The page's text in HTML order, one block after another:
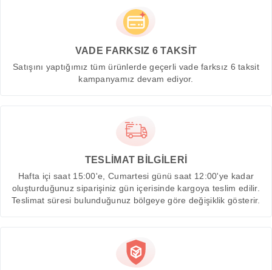
VADE FARKSIZ 6 TAKSİT
Satışını yaptığımız tüm ürünlerde geçerli vade farksız 6 taksit
kampanyamız devam ediyor.
TESLİMAT BİLGİLERİ
Hafta içi saat 15:00'e, Cumartesi günü saat 12:00'ye kadar
oluşturduğunuz siparişiniz gün içerisinde kargoya teslim edilir.
Teslimat süresi bulunduğunuz bölgeye göre değişiklik gösterir.